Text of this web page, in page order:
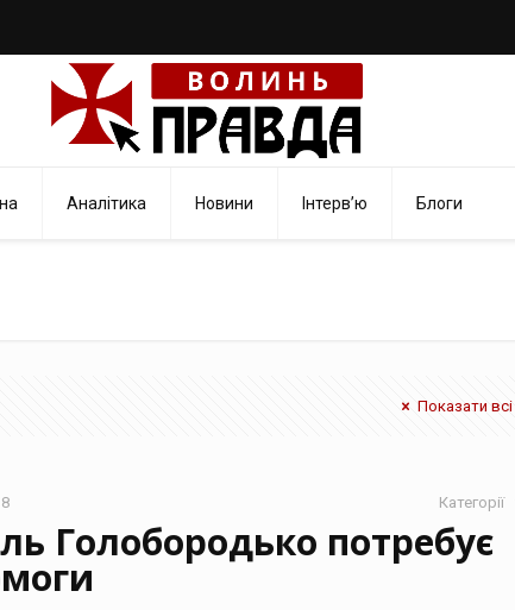
Аналітика Новини Інтерв’ю Блоги
Показати всі
Категорії
Голобородько потребує